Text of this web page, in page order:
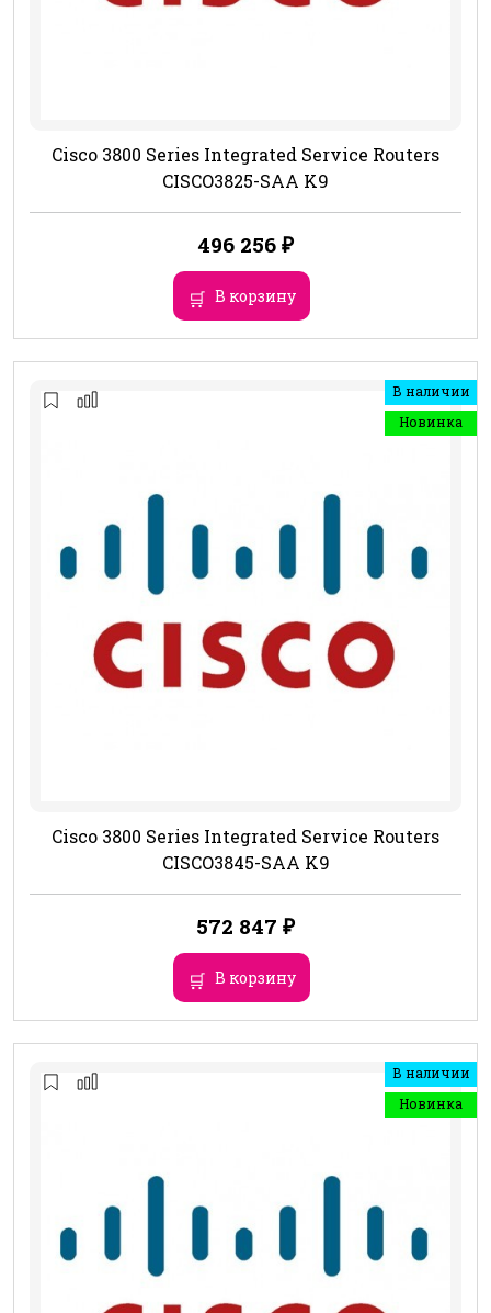
Cisco 3800 Series Integrated Service Routers
CISCO3825-SAA K9
496 256 ₽
В корзину
В наличии
Новинка
Cisco 3800 Series Integrated Service Routers
CISCO3845-SAA K9
572 847 ₽
В корзину
В наличии
Новинка